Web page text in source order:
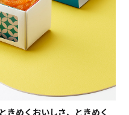
きめくおいしさ、ときめく